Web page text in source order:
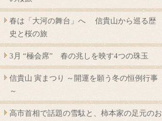
春は「大河の舞台」へ 信貴山から巡る歴
史と桜の旅
3月 “極会席” 春の兆しを映す4つの珠玉
信貴山 寅まつり ～開運を願う冬の恒例行事
～
高市首相で話題の雪駄と、柿本家の足元のお